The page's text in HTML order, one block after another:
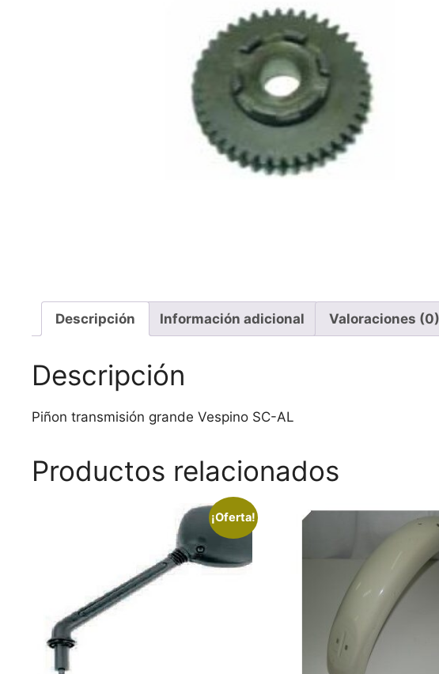
Descripción Información adicional Valoraciones (0)
Descripción
Piñon transmisión grande Vespino SC-AL
Productos relacionados
¡Oferta!